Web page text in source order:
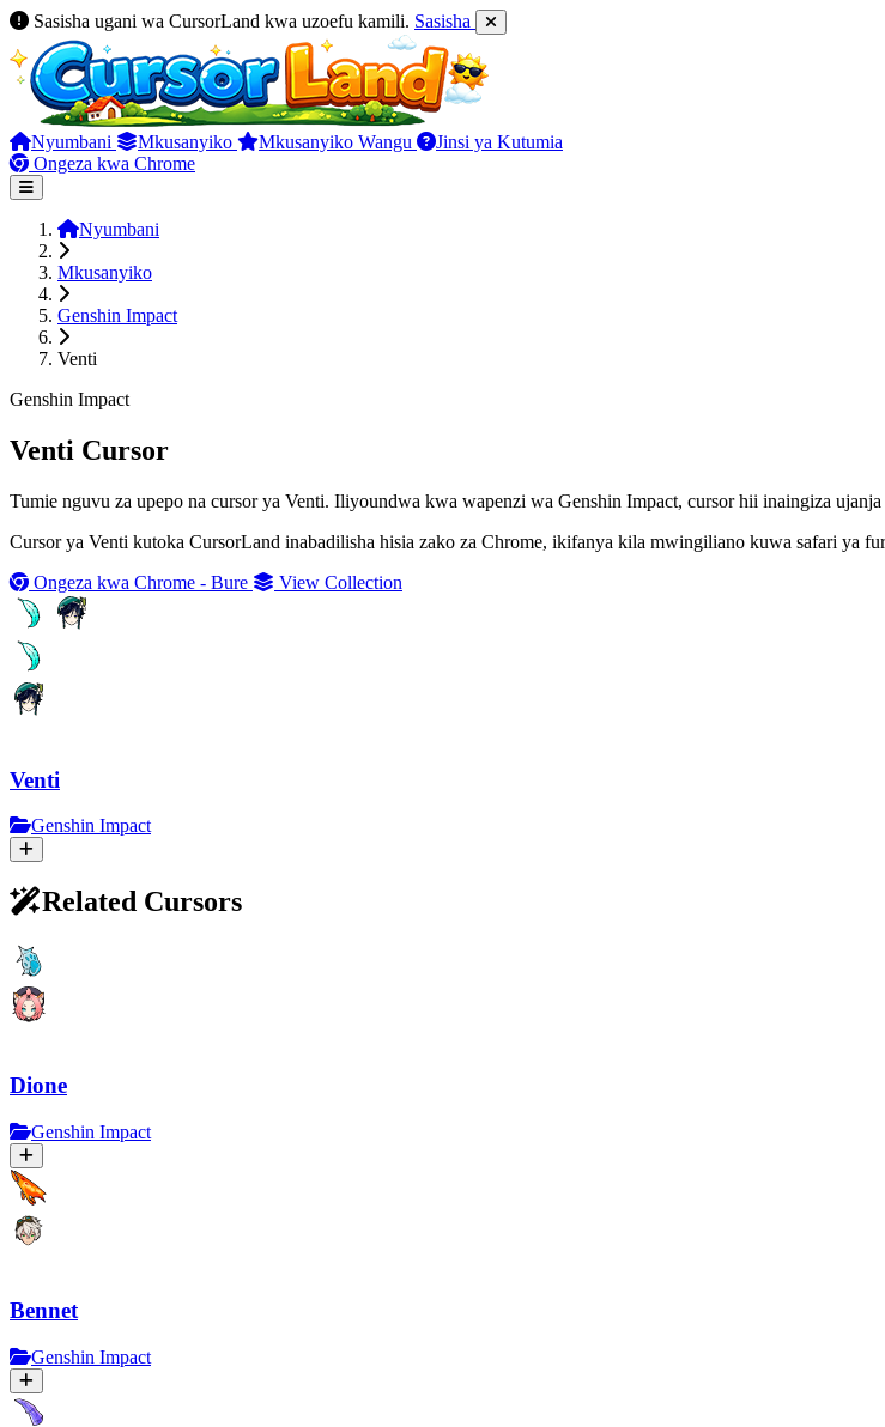
Sasisha ugani wa CursorLand kwa uzoefu kamili. Sasisha
Nyumbani Mkusanyiko Mkusanyiko Wangu
Jinsi ya Kutumia
Ongeza kwa Chrome
Nyumbani
Mkusanyiko
Genshin Impact
Venti
Genshin Impact
Venti Cursor
Tumie nguvu za upepo na cursor ya Venti. Iliyoundwa kwa wapenzi wa Genshin Impact, cursor hii inaingiza
Cursor ya Venti kutoka CursorLand inabadilisha hisia zako za Chrome, ikifanya kila mwingiliano kuwa safari ya
Ongeza kwa Chrome - Bure
View Collection
Venti
Genshin Impact
Related Cursors
Dione
Genshin Impact
Bennet
Genshin Impact